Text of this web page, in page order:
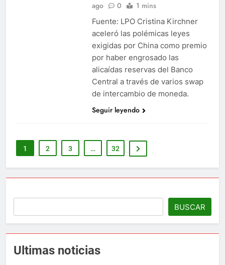
ago
0 1 mins
Fuente: LPO Cristina Kirchner
aceleró las polémicas leyes
exigidas por China como premio
por haber engrosado las
alicaídas reservas del Banco
Central a través de varios swap
de intercambio de moneda.
Seguir leyendo
1 2 3 … 32
BUSCAR
Ultimas noticias